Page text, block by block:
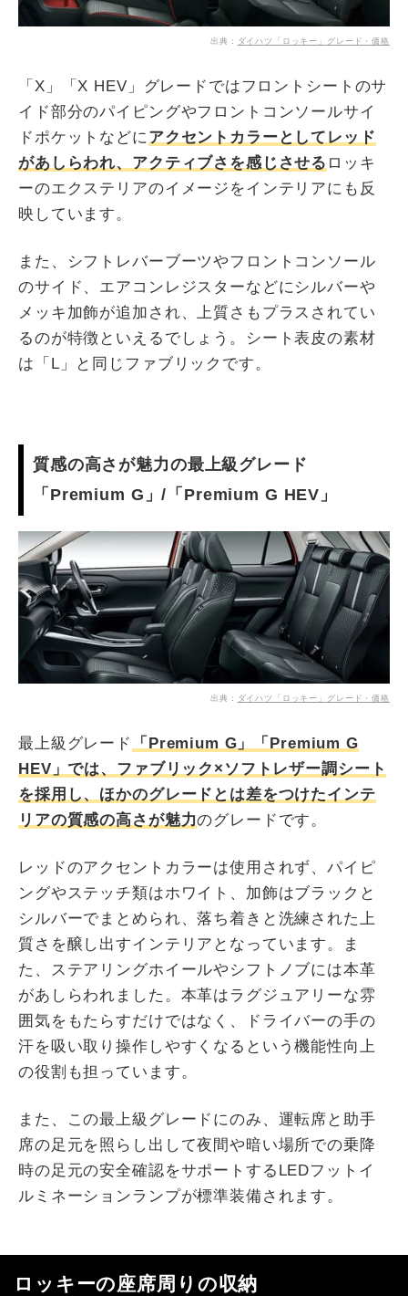
出典： ダイハツ「ロッキー」グレード・価格
「X」「X HEV」グレードではフロントシートのサ
イド部分のパイピングやフロントコンソールサイ
ドポケットなどにアクセントカラーとしてレッド
があしらわれ、アクティブさを感じさせる ロッキ
ーのエクステリアのイメージをインテリアにも反
映しています。
また、シフトレバーブーツやフロントコンソール
のサイド、エアコンレジスターなどにシルバーや
メッキ加飾が追加され、上質さもプラスされてい
るのが特徴といえるでしょう。シート表皮の素材
は「L」と同じファブリックです。
質感の高さが魅力の最上級グレード
「Premium G」/「Premium G HEV」
出典： ダイハツ「ロッキー」グレード・価格
最上級グレード
「Premium G」「Premium G
HEV」では、ファブリック×ソフトレザー調シート
を採用し、ほかのグレードとは差をつけたインテ
リアの質感の高さが魅力のグレードです。
レッドのアクセントカラーは使用されず、パイピ
ングやステッチ類はホワイト、加飾はブラックと
シルバーでまとめられ、落ち着きと洗練された上
質さを醸し出すインテリアとなっています。ま
た、ステアリングホイールやシフトノブには本革
があしらわれました。本革はラグジュアリーな雰
囲気をもたらすだけではなく、ドライバーの手の
汗を吸い取り操作しやすくなるという機能性向上
の役割も担っています。
また、この最上級グレードにのみ、運転席と助手
席の足元を照らし出して夜間や暗い場所での乗降
時の足元の安全確認をサポートするLEDフットイ
ルミネーションランプが標準装備されます。
ロッキーの座席周りの収納